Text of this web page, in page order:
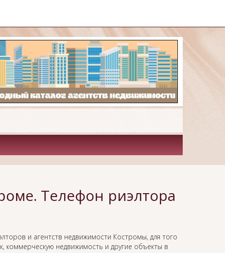
Телефон риэлтора
и агентств недвижимости Костромы, для того
коммерческую недвижимость и другие объекты в